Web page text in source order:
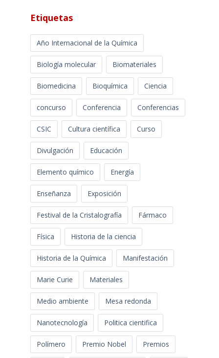
Etiquetas
Año Internacional de la Química
Biología molecular Biomateriales
Biomedicina Bioquímica Ciencia
concurso Conferencia Conferencias
CSIC Cultura científica Curso
Divulgación Educación
Elemento químico Energía
Enseñanza Exposición
Festival de la Cristalografía Fármaco
Física Historia de la ciencia
Historia de la Química Manifestación
Marie Curie Materiales
Medio ambiente Mesa redonda
Nanotecnología Politica cientifica
Polímero Premio Nobel Premios